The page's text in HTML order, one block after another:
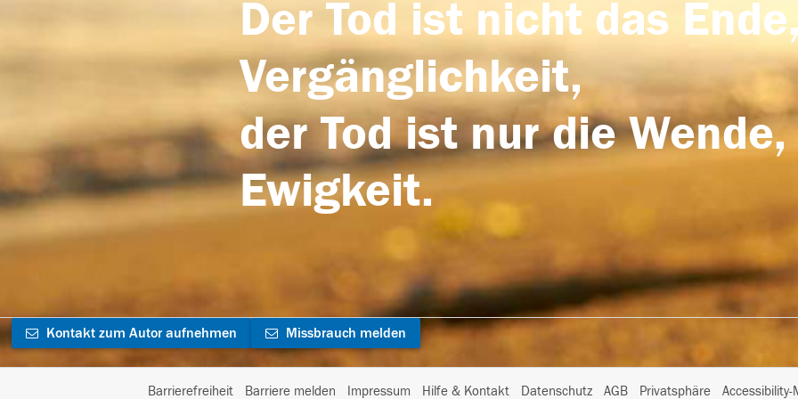
Der Tod ist nicht das
Vergänglichkeit,
der Tod ist nur die
Ewigkeit.
Kontakt zum Autor aufnehmen Missbrauch melden
Barrierefreiheit Barriere melden Impressum Hilfe & Kontakt Datenschutz AGB Privatsphäre I